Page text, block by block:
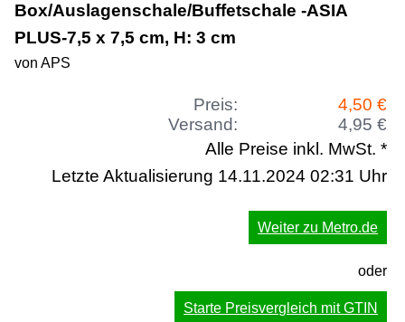
Box/Auslagenschale/Buffetschale -ASIA
PLUS-7,5 x 7,5 cm, H: 3 cm
von APS
Preis:
4,50 €
Versand:
4,95 €
Alle Preise inkl. MwSt. *
Letzte Aktualisierung 14.11.2024 02:31 Uhr
Weiter zu Metro.de
oder
Starte Preisvergleich mit GTIN